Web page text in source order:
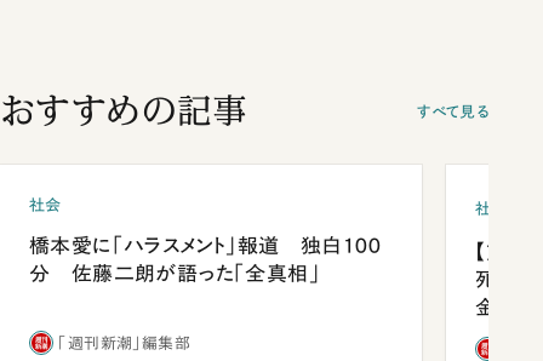
おすすめの記事 すべて見る
社会
橋本愛に「ハラスメント」報道 独白100
分 佐藤二朗が語った「全真相」
「週刊新潮」編集部
社会
【熊本
死を分
金」